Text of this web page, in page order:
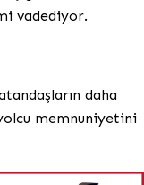
vadediyor.
daha
memnuniyetini